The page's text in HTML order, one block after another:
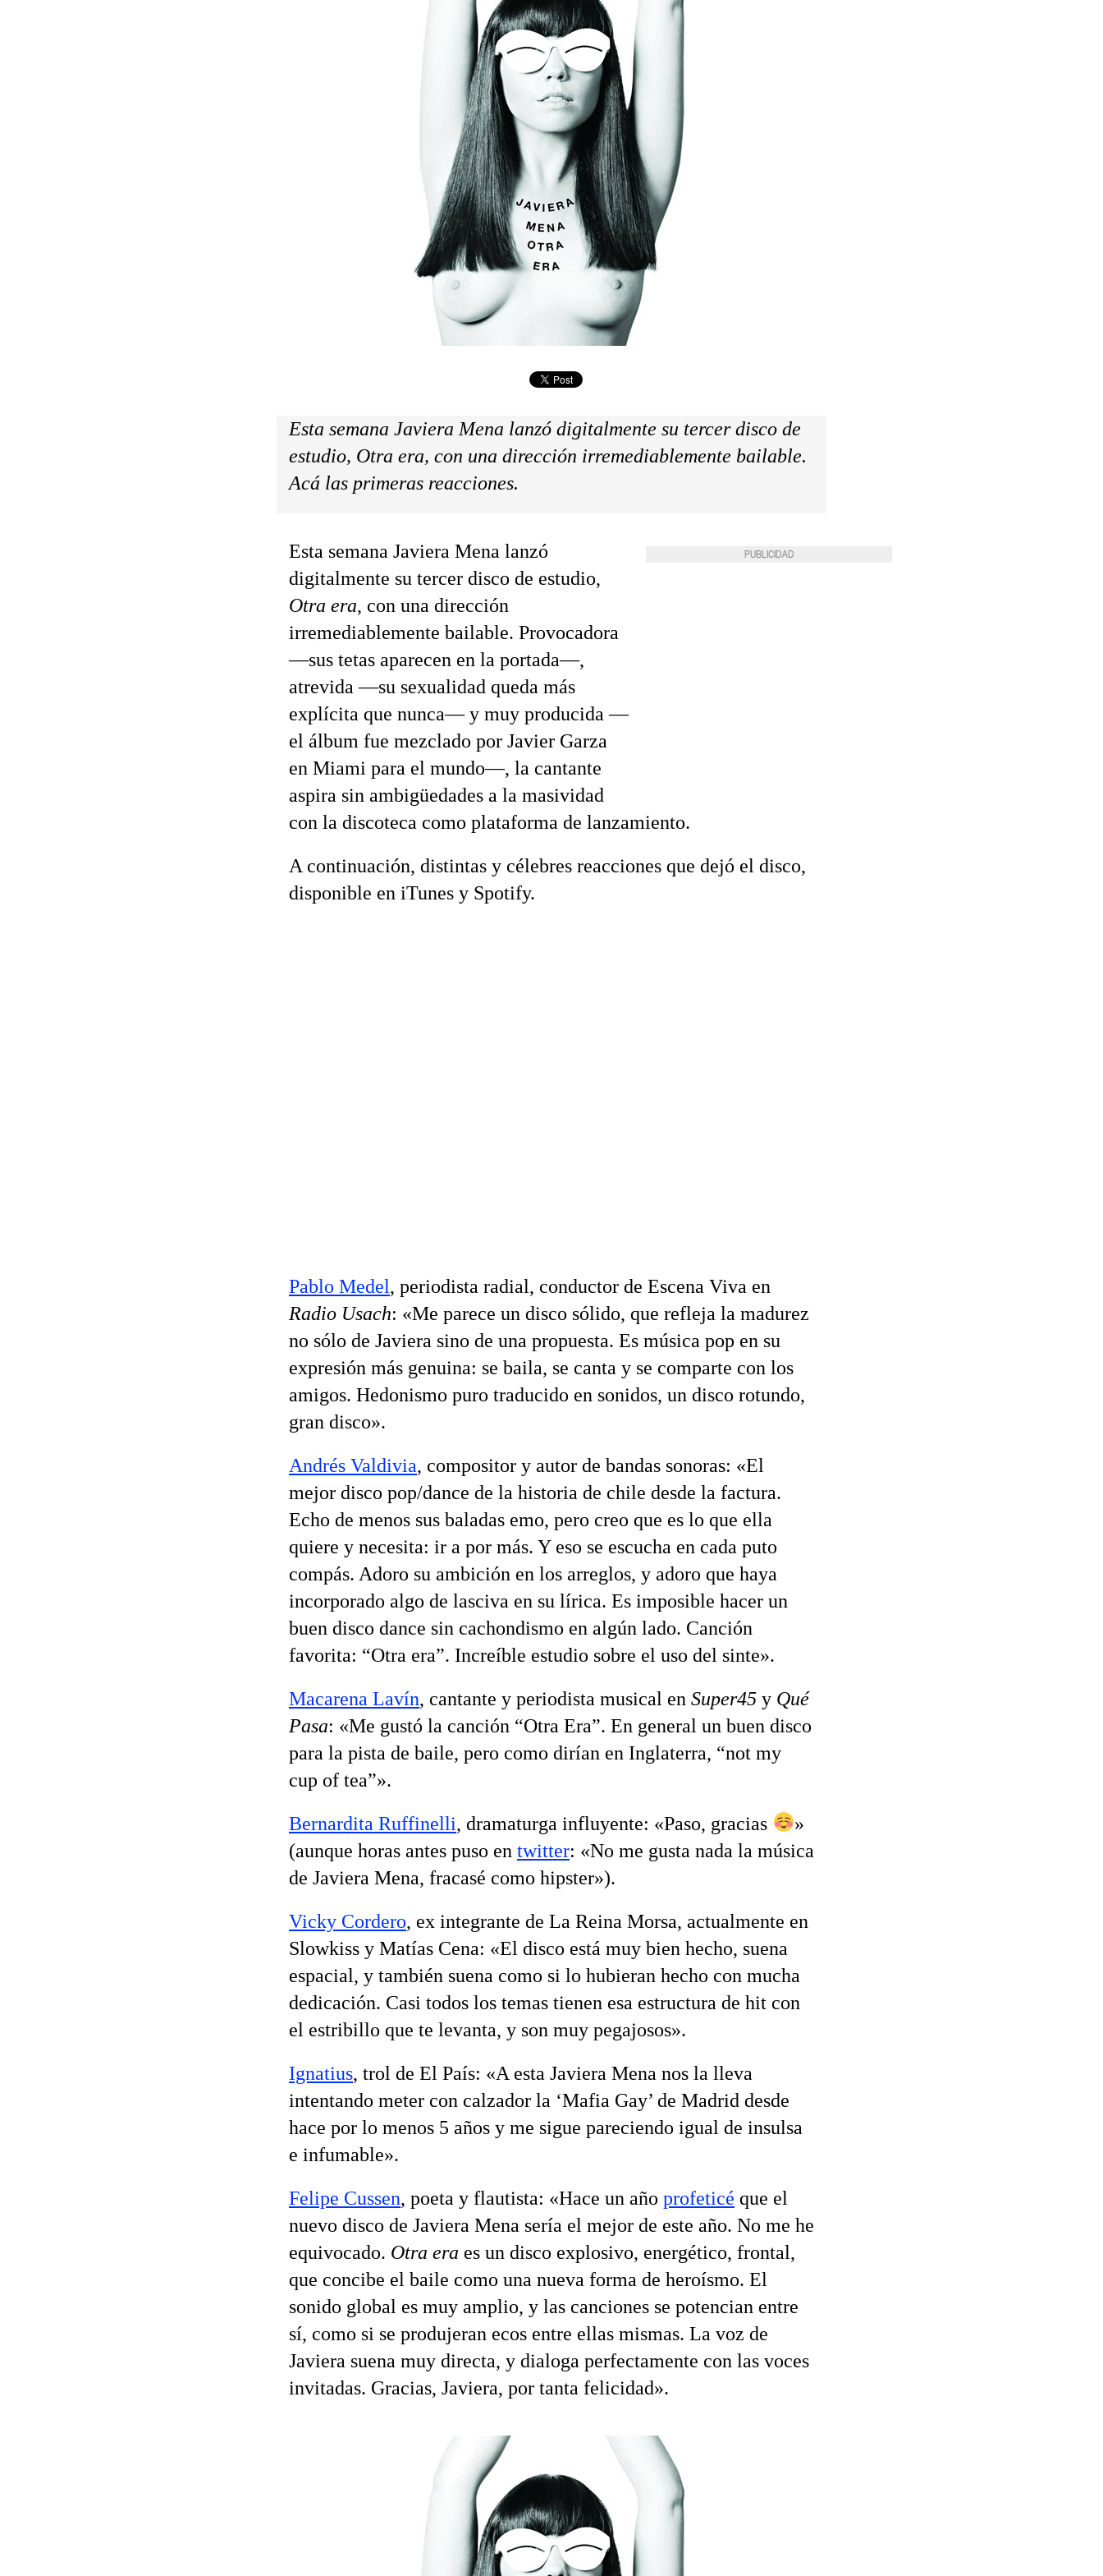
Esta semana Javiera Mena lanzó digitalmente su tercer disco de
estudio, Otra era, con una dirección irremediablemente bailable.
Acá las primeras reacciones.
PUBLICIDAD
Esta semana Javiera Mena lanzó
digitalmente su tercer disco de estudio,
Otra era, con una dirección
irremediablemente bailable. Provocadora
—sus tetas aparecen en la portada—,
atrevida —su sexualidad queda más
explícita que nunca— y muy producida —
el álbum fue mezclado por Javier Garza
en Miami para el mundo—, la cantante
aspira sin ambigüedades a la masividad
con la discoteca como plataforma de lanzamiento.
A continuación, distintas y célebres reacciones que dejó el disco,
disponible en iTunes y Spotify.
Pablo Medel, periodista radial, conductor de Escena Viva en
Radio Usach: «Me parece un disco sólido, que refleja la madurez
no sólo de Javiera sino de una propuesta. Es música pop en su
expresión más genuina: se baila, se canta y se comparte con los
amigos. Hedonismo puro traducido en sonidos, un disco rotundo,
gran disco».
Andrés Valdivia, compositor y autor de bandas sonoras: «El
mejor disco pop/dance de la historia de chile desde la factura.
Echo de menos sus baladas emo, pero creo que es lo que ella
quiere y necesita: ir a por más. Y eso se escucha en cada puto
compás. Adoro su ambición en los arreglos, y adoro que haya
incorporado algo de lasciva en su lírica. Es imposible hacer un
buen disco dance sin cachondismo en algún lado. Canción
favorita: “Otra era”. Increíble estudio sobre el uso del sinte».
Macarena Lavín, cantante y periodista musical en Super45 y Qué
Pasa: «Me gustó la canción “Otra Era”. En general un buen disco
para la pista de baile, pero como dirían en Inglaterra, “not my
cup of tea”».
Bernardita Ruffinelli, dramaturga influyente: «Paso, gracias
»
(aunque horas antes puso en twitter: «No me gusta nada la música
de Javiera Mena, fracasé como hipster»).
Vicky Cordero, ex integrante de La Reina Morsa, actualmente en
Slowkiss y Matías Cena: «El disco está muy bien hecho, suena
espacial, y también suena como si lo hubieran hecho con mucha
dedicación. Casi todos los temas tienen esa estructura de hit con
el estribillo que te levanta, y son muy pegajosos».
Ignatius, trol de El País: «A esta Javiera Mena nos la lleva
intentando meter con calzador la ‘Mafia Gay’ de Madrid desde
hace por lo menos 5 años y me sigue pareciendo igual de insulsa
e infumable».
Felipe Cussen, poeta y flautista: «Hace un año profeticé que el
nuevo disco de Javiera Mena sería el mejor de este año. No me he
equivocado. Otra era es un disco explosivo, energético, frontal,
que concibe el baile como una nueva forma de heroísmo. El
sonido global es muy amplio, y las canciones se potencian entre
sí, como si se produjeran ecos entre ellas mismas. La voz de
Javiera suena muy directa, y dialoga perfectamente con las voces
invitadas. Gracias, Javiera, por tanta felicidad».